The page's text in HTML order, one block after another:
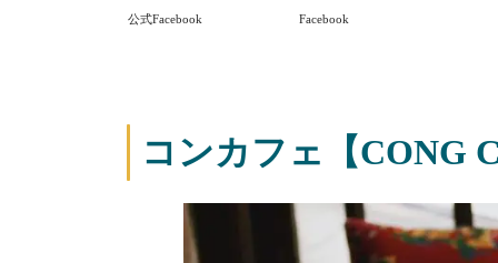
公式Facebook
Facebook
コンカフェ【CONG